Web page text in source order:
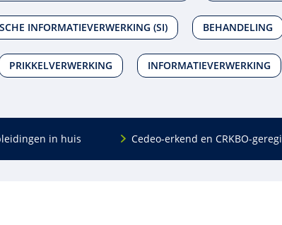
INFORMATIEVERWERKING (SI) BEHANDELING
PRIKKELVERWERKING INFORMATIEVERWERKING
in huis Cedeo-erkend en CRKBO-